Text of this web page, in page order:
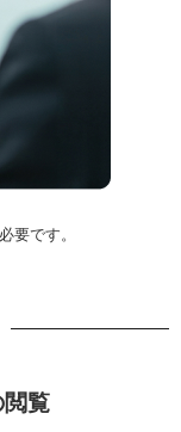
要です。
覧